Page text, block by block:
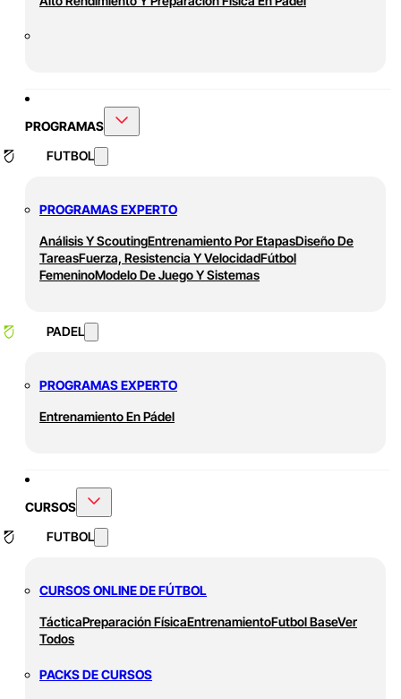
PROGRAMAS
FUTBOL
PROGRAMAS EXPERTO
Análisis Y ScoutingEntrenamiento Por EtapasDiseño De
TareasFuerza, Resistencia Y VelocidadFútbol
FemeninoModelo De Juego Y Sistemas
PADEL
PROGRAMAS EXPERTO
Entrenamiento En Pádel
CURSOS
FUTBOL
CURSOS ONLINE DE FÚTBOL
TácticaPreparación FísicaEntrenamientoFutbol BaseVer
Todos
PACKS DE CURSOS